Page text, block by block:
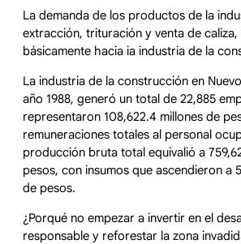
La demanda de los productos de la
extracción, trituración y venta de caliza,
básicamente hacia ia industria de la
La industria de la construcción en
año 1988, generó un total de 22,885
representaron 108,622.4 millones de
remuneraciones totales al personal
producción bruta total equivalió a
pesos, con insumos que ascendieron a
de pesos.
¿Porqué no empezar a invertir en el
responsable y reforestar la zona